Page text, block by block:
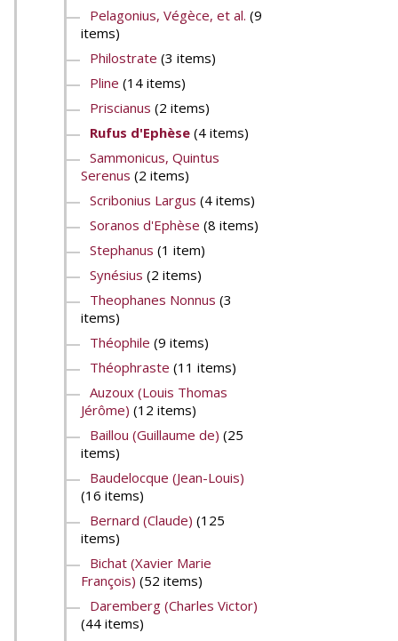
Pelagonius, Végèce, et al. (9
items)
Philostrate (3 items)
Pline (14 items)
Priscianus (2 items)
Rufus d'Ephèse(4 items)
Sammonicus, Quintus
Serenus (2 items)
Scribonius Largus (4 items)
Soranos d'Ephèse (8 items)
Stephanus (1 item)
Synésius (2 items)
Theophanes Nonnus (3
items)
Théophile (9 items)
Théophraste (11 items)
Auzoux (Louis Thomas
Jérôme) (12 items)
Baillou (Guillaume de) (25
items)
Baudelocque (Jean-Louis)
(16 items)
Bernard (Claude) (125
items)
Bichat (Xavier Marie
François) (52 items)
Daremberg (Charles Victor)
(44 items)